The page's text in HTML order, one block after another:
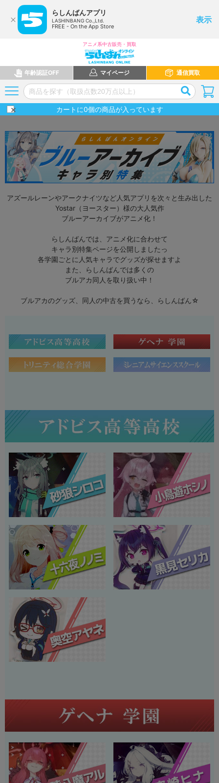
らしんばんアプリ
LASHINBANG Co.,Ltd.
FREE - On the App Store
表示
アニメ系中古販売・買取
年齢認証OFF マイページ 通信買取
カートに0個の商品が入っています
アズールレーンやアークナイツなど人気アプリを次々と生み出した
Yostar（ヨースター）様の大人気作
ブルーアーカイブがアニメ化！
らしんばんでは、アニメ化に合わせて
キャラ別特集ページを公開しましたっ
各学園ごとに人気キャラでグッズが探せますよ
また、らしんばんでは多くの
ブルアカ同人を取り扱い中！
ブルアカのグッズ、同人の中古を買うなら、らしんばん☆